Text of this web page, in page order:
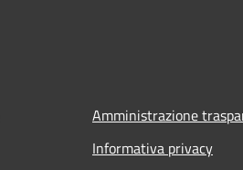
Amministrazione
Informativa privacy